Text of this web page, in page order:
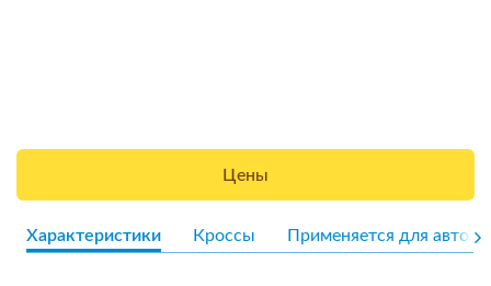
Цены
Характеристики Кроссы Применяется для авто